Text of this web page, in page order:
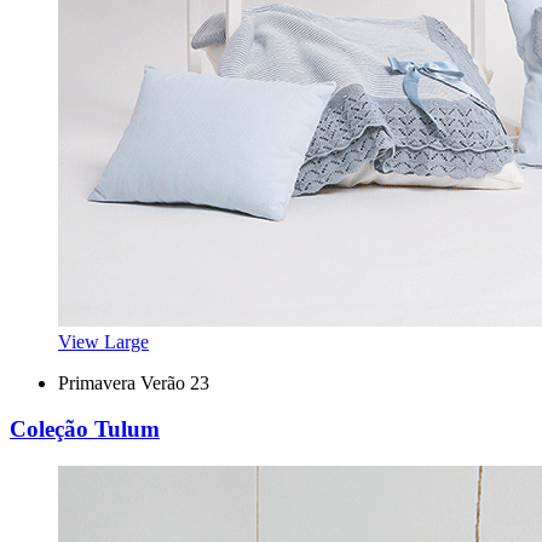
View Large
Primavera Verão 23
Coleção Tulum